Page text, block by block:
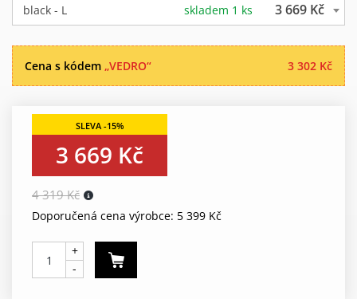
black - L
skladem 1 ks 3 669 Kč
3 302 Kč
Cena s kódem „VEDRO“
3 669 Kč
4 319 Kč
Doporučená cena výrobce: 5 399 Kč
+
-